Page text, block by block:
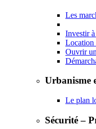
Les
Investir
Location
Ouvrir
Urbanisme
Le plan
Sécurité –